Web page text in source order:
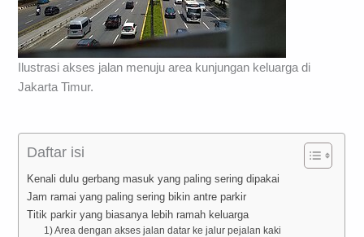
Ilustrasi akses jalan menuju area kunjungan keluarga di
Jakarta Timur.
Daftar isi
Kenali dulu gerbang masuk yang paling sering dipakai
Jam ramai yang paling sering bikin antre parkir
Titik parkir yang biasanya lebih ramah keluarga
1) Area dengan akses jalan datar ke jalur pejalan kaki